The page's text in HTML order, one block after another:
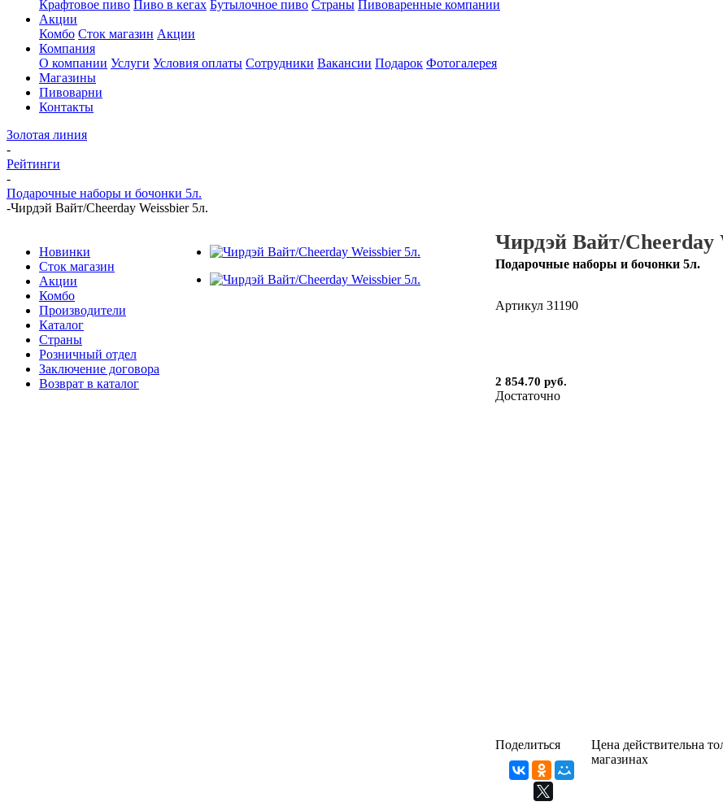
Крафтовое пиво Пиво в кегах Бутылочное пиво Страны Пивоваренные компании
Акции
Комбо Сток магазин Акции
Компания
О компании Услуги Условия оплаты Сотрудники Вакансии Подарок Фотогалерея
Магазины
Пивоварни
Контакты
Золотая линия
-
Рейтинги
-
Подарочные наборы и бочонки 5л.
-Чирдэй Вайт/Cheerday Weissbier 5л.
Новинки
Сток магазин
Акции
Комбо
Производители
Каталог
Страны
Розничный отдел
Заключение договора
Возврат в каталог
Чирдэй Вайт/Cheerday
Подарочные наборы и бочонки 5л.
Артикул 31190
2 854.70 руб.
Достаточно
Поделиться
Цена действительна
магазинах